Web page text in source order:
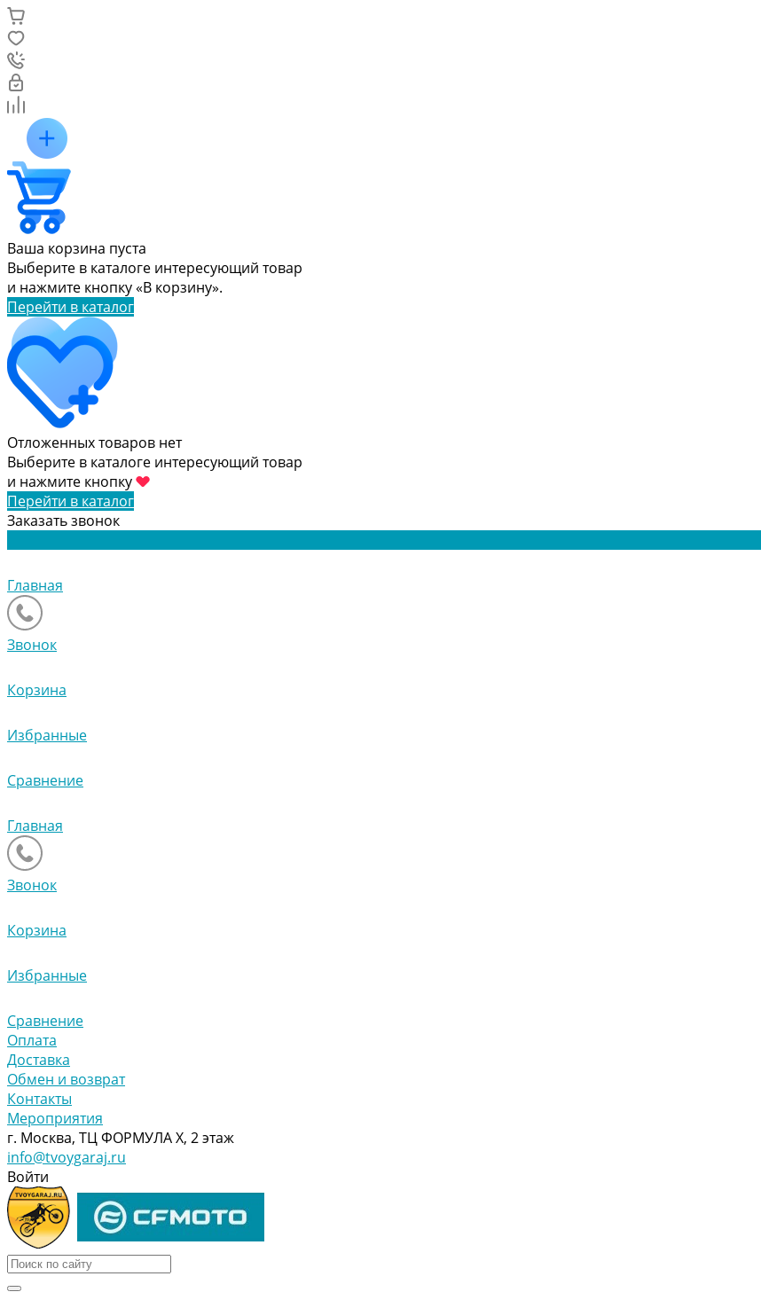
Ваша корзина пуста
Выберите в каталоге интересующий товар
и нажмите кнопку «В корзину».
Перейти в каталог
Отложенных товаров нет
Выберите в каталоге интересующий товар
и нажмите кнопку
Перейти в каталог
Заказать звонок
Главная
Звонок
Корзина
Избранные
Сравнение
Главная
Звонок
Корзина
Избранные
Сравнение
Оплата
Доставка
Обмен и возврат
Контакты
Мероприятия
г. Москва, ТЦ ФОРМУЛА Х, 2 этаж
info@tvoygaraj.ru
Войти